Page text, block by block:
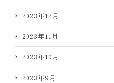
2023年12月
2023年11月
2023年10月
2023年9月